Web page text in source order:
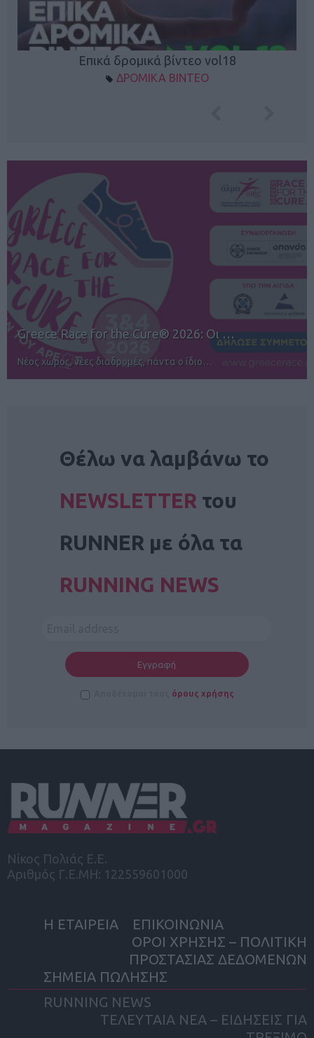
Επικά δρομικά βίντεο vol18
ΔΡΟΜΙΚΑ ΒΙΝΤΕΟ
12ος TUI Rhodes Marathon: Άνοιγμα ε…
Αγώνες για όλους στην Ρόδο
Θέλω να λαμβάνω το
NEWSLETTER του
RUNNER με όλα τα
RUNNING NEWS
όρους χρήσης
Νίκος Πολιάς Ε.Ε.
Αριθμός Γ.Ε.ΜΗ: 122559601000
Η ΕΤΑΙΡΕΙΑ
ΕΠΙΚΟΙΝΩΝΙΑ
ΟΡΟΙ ΧΡΗΣΗΣ – ΠΟΛΙΤΙΚΗ
ΠΡΟΣΤΑΣΙΑΣ ΔΕΔΟΜΕΝΩΝ
ΣΗΜΕΙΑ ΠΩΛΗΣΗΣ
RUNNING NEWS
ΤΕΛΕΥΤΑΙΑ ΝΕΑ – ΕΙΔΗΣΕΙΣ ΓΙΑ